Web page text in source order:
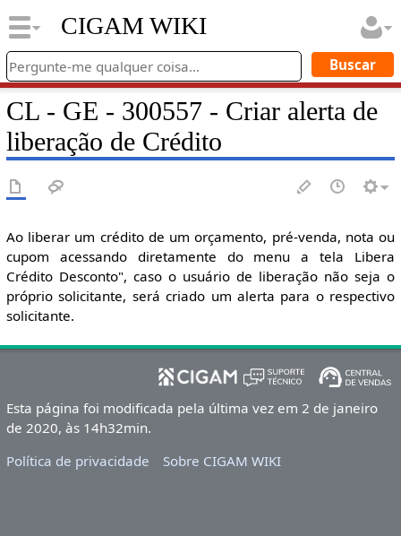
CIGAM WIKI
CL - GE - 300557 - Criar alerta de
liberação de Crédito
Ao liberar um crédito de um orçamento, pré-venda, nota ou
cupom acessando diretamente do menu a tela Libera
Crédito Desconto", caso o usuário de liberação não seja o
próprio solicitante, será criado um alerta para o respectivo
solicitante.
Esta página foi modificada pela última vez em 2 de janeiro
de 2020, às 14h32min.
Política de privacidade
Sobre CIGAM WIKI